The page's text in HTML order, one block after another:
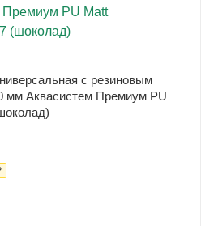
с резиновым
мм Аквасистем Премиум PU